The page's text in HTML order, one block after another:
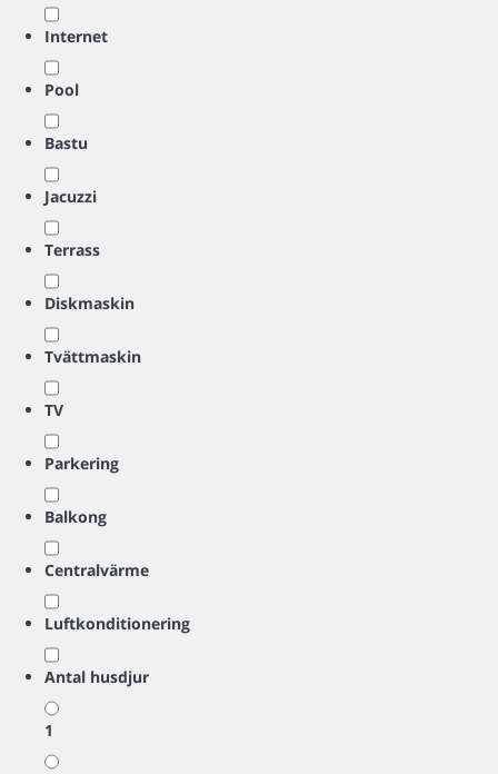
Internet
Pool
Bastu
Jacuzzi
Terrass
Diskmaskin
Tvättmaskin
TV
Parkering
Balkong
Centralvärme
Luftkonditionering
Antal husdjur
1